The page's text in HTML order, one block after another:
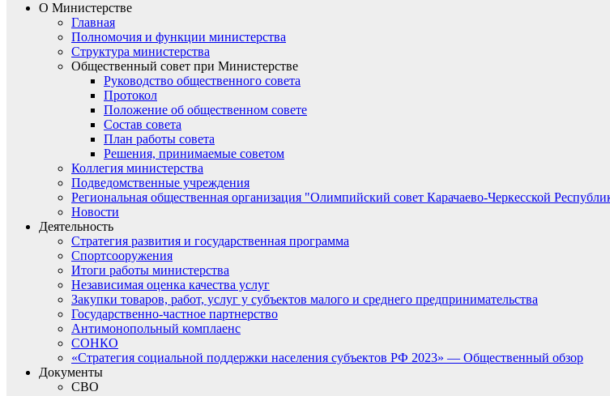
О Министерстве
Главная
Полномочия и функции министерства
Структура министерства
Общественный совет при Министерстве
Руководство общественного совета
Протокол
Положение об общественном совете
Состав совета
План работы совета
Решения, принимаемые советом
Коллегия министерства
Подведомственные учреждения
Региональная общественная организация "Олимпийский совет Карачаево-Черкесской
Новости
Деятельность
Стратегия развития и государственная программа
Спортсооружения
Итоги работы министерства
Независимая оценка качества услуг
Закупки товаров, работ, услуг у субъектов малого и среднего предпринимательства
Государственно-частное партнерство
Антимонопольный комплаенс
СОНКО
«Стратегия социальной поддержки населения субъектов РФ 2023» — Общественный обзор
Документы
СВО